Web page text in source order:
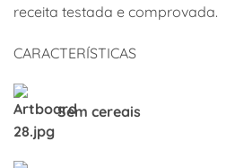
receita testada e comprovada.
CARACTERÍSTICAS
Sem cereais